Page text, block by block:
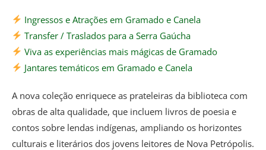
Ingressos e Atrações em Gramado e Canela
Transfer / Traslados para a Serra Gaúcha
Viva as experiências mais mágicas de Gramado
Jantares temáticos em Gramado e Canela
A nova coleção enriquece as prateleiras da biblioteca com
obras de alta qualidade, que incluem livros de poesia e
contos sobre lendas indígenas, ampliando os horizontes
culturais e literários dos jovens leitores de Nova Petrópolis.